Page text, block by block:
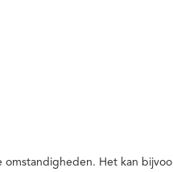
Het kan